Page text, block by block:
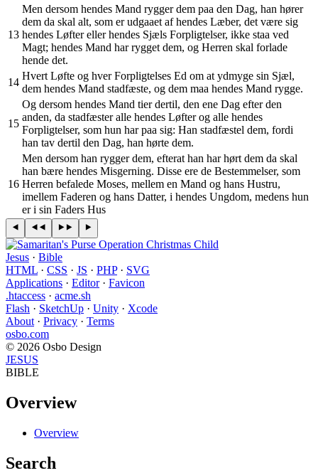
13
Men dersom hendes Mand rygger dem paa den Dag, han hører
dem da skal alt, som er udgaaet af hendes Læber, det være sig
hendes Løfter eller hendes Sjæls Forpligtelser, ikke staa ved
Magt; hendes Mand har rygget dem, og Herren skal forlade
hende det.
14
Hvert Løfte og hver Forpligtelses Ed om at ydmyge sin Sjæl,
dem hendes Mand stadfæste, og dem maa hendes Mand rygge.
15
Og dersom hendes Mand tier dertil, den ene Dag efter den
anden, da stadfæster alle hendes Løfter og alle hendes
Forpligtelser, som hun har paa sig: Han stadfæstel dem, fordi
han tav dertil den Dag, han hørte dem.
16
Men dersom han rygger dem, efterat han har hørt dem da skal
han bære hendes Misgerning. Disse ere de Bestemmelser, som
Herren befalede Moses, mellem en Mand og hans Hustru,
imellem Faderen og hans Datter, i hendes Ungdom, medens hun
er i sin Faders Hus
Jesus · Bible
HTML · CSS · JS · PHP· SVG
Applications · Editor· Favicon
.htaccess · acme.sh
Flash · SketchUp · Unity · Xcode
About · Privacy · Terms
osbo.com
© 2026 Osbo Design
JESUS
BIBLE
Overview
Overview
Search